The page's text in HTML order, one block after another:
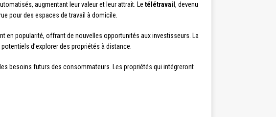
augmentant leur valeur et leur attrait. Le télétravail , devenu
pour des espaces de travail à domicile.
en popularité, offrant de nouvelles opportunités aux investisseurs. La
d’explorer des propriétés à distance.
besoins futurs des consommateurs. Les propriétés qui intégreront